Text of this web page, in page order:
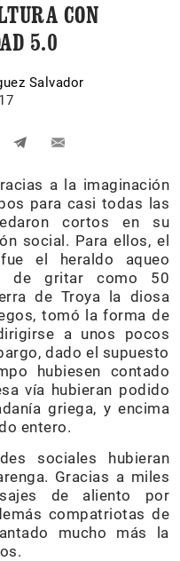
CON
5.0
Salvador
a la imaginación
para casi todas las
cortos en su
social. Para ellos, el
el heraldo aqueo
de gritar como 50
de Troya la diosa
tomó la forma de
a unos pocos
dado el supuesto
hubiesen contado
vía hubieran podido
griega, y encima
entero.
sociales hubieran
Gracias a miles
de aliento por
compatriotas de
mucho más la